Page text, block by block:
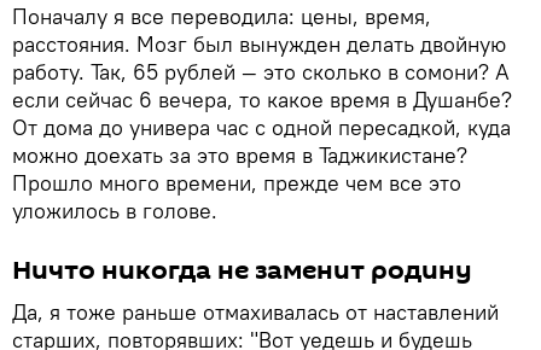
Поначалу я все переводила: цены, время,
расстояния. Мозг был вынужден делать двойную
работу. Так, 65 рублей — это сколько в сомони? А
если сейчас 6 вечера, то какое время в Душанбе?
От дома до универа час с одной пересадкой, куда
можно доехать за это время в Таджикистане?
Прошло много времени, прежде чем все это
уложилось в голове.
Ничто никогда не заменит родину
Да, я тоже раньше отмахивалась от наставлений
старших, повторявших: "Вот уедешь и будешь